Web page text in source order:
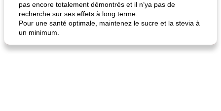
quinoa petit déjeuner méditerranéen poitrines de poulet grillées de jenny
pas encore totalement démontrés et il n’ya pas de
recherche sur ses effets à long terme.
Pour une santé optimale, maintenez le sucre et la stevia à
un minimum.